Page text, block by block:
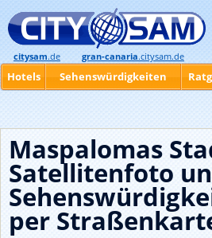
Maspalomas
Satellitenfoto
per
citysam.de gran-canaria.citysam.de
Hotels Sehenswürdigkeiten